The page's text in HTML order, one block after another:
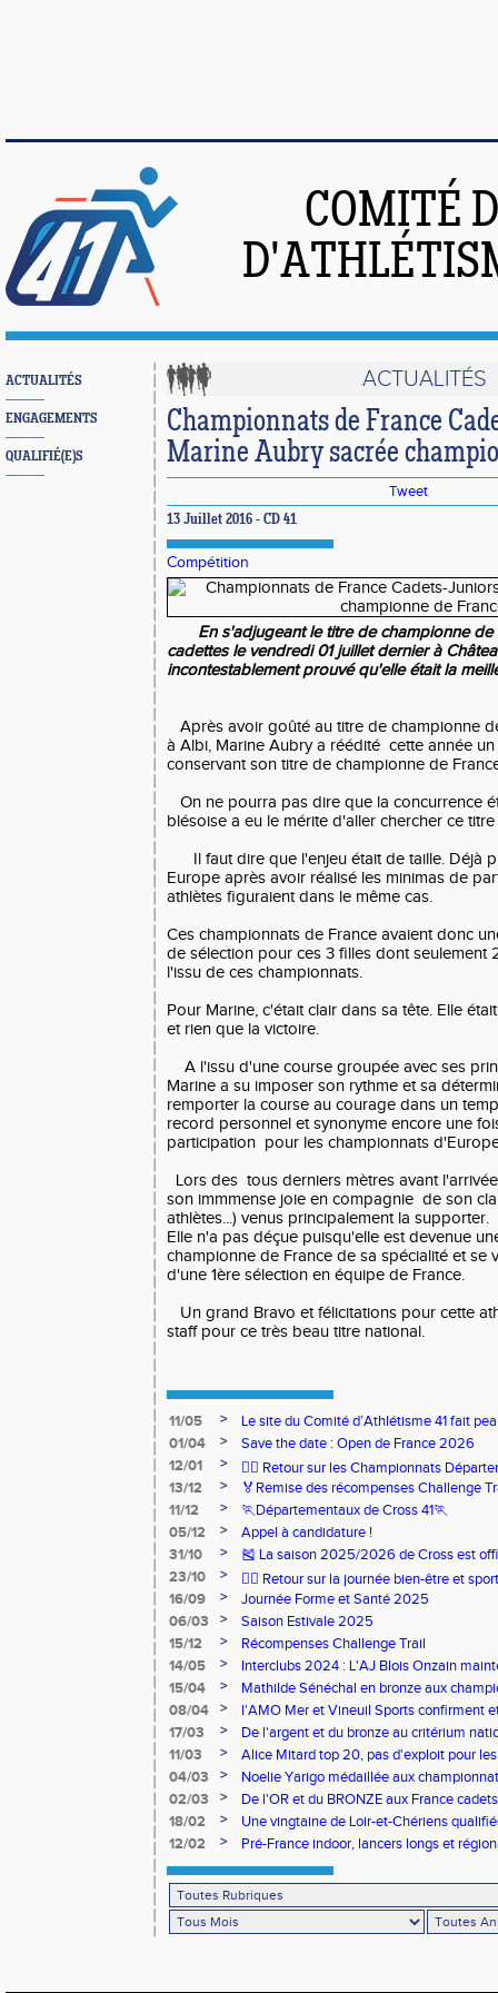
COMITÉ
ACTUALITÉS
ENGAGEMENTS
QUALIFIÉ(E)S
ACTUALITÉS
Championnats de France
Marine Aubry sacrée
Tweet
13 Juillet 2016 - CD 41
Compétition
En s'adjugeant le titre de championne
cadettes le vendredi 01 juillet dernier à
incontestablement prouvé qu'elle était la
Après avoir goûté au titre de championne
à Albi, Marine Aubry a réédité cette année
conservant son titre de championne de
On ne pourra pas dire que la concurrence
blésoise a eu le mérite d'aller chercher ce
Il faut dire que l'enjeu était de taille. Déjà
Europe après avoir réalisé les minimas de
athlètes figuraient dans le même cas.
Ces championnats de France avaient donc
de sélection pour ces 3 filles dont seulement
l'issu de ces championnats.
Pour Marine, c'était clair dans sa tête. Elle
et rien que la victoire.
A l'issu d'une course groupée avec ses
Marine a su imposer son rythme et sa
remporter la course au courage dans un
record personnel et synonyme encore une
participation pour les championnats
Lors des tous derniers mètres avant
son immmense joie en compagnie de son
athlètes...) venus principalement la supporter.
Elle n'a pas déçue puisqu'elle est devenue
championne de France de sa spécialité et se
d'une 1ère sélection en équipe de France.
Un grand Bravo et félicitations pour cette
staff pour ce très beau titre national.
11/05 >
Le site du Comité d’Athlétisme 41 fait
01/04
>
Save the date : Open de France 2026
12/01
>
🏃‍♂️ Retour sur les Championnats
13/12
>
🏅Remise des récompenses Challenge
11/12
>
🏃Départementaux de Cross 41🏃
05/12
>
Appel à candidature !
31/10
>
🎽 La saison 2025/2026 de Cross est
23/10
>
🧘‍♀️ Retour sur la journée bien-être et
16/09
>
Journée Forme et Santé 2025
06/03
>
Saison Estivale 2025
15/12
>
Récompenses Challenge Trail
14/05
>
Interclubs 2024 : L'AJ Blois Onzain
Romorantin en N2B
15/04 >
Mathilde Sénéchal en bronze aux
08/04
>
l'AMO Mer et Vineuil Sports confirment
benjamins
17/03 >
De l'argent et du bronze au critérium
11/03
>
Alice Mitard top 20, pas d'exploit pour
04/03
>
Noelie Yarigo médaillée aux
02/03
>
De l'OR et du BRONZE aux France
18/02
>
Une vingtaine de Loir-et-Chériens
12/02
> Pré-France indoor, lancers longs et